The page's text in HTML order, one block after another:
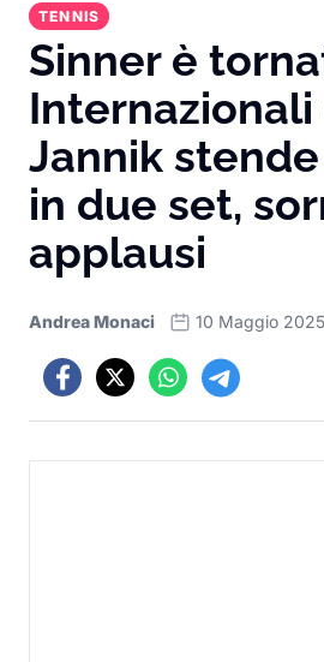
TENNIS
Sinner è
Internazionali
Jannik
in due set,
applausi
Andrea Monaci 10 Maggio 2025